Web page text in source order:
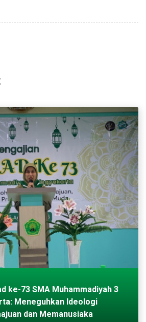
ke-73 SMA Muhammadiyah 3
Meneguhkan Ideologi
dan Memanusiaka